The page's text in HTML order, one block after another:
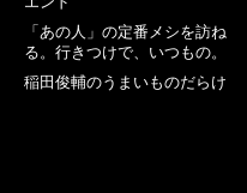
「あの人」の定番メシを訪ね
る。行きつけで、いつもの。
稲田俊輔のうまいものだらけ